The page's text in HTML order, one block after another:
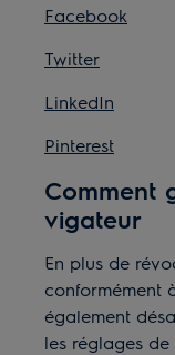
Facebook
Twitter
LinkedIn
Pinterest
Comment
vigateur
En plus de
conformément
également
les réglages